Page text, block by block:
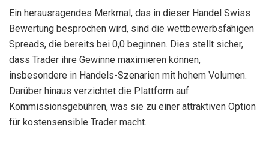
Ein herausragendes Merkmal, das in dieser Handel Swiss
Bewertung besprochen wird, sind die wettbewerbsfähigen
Spreads, die bereits bei 0,0 beginnen. Dies stellt sicher,
dass Trader ihre Gewinne maximieren können,
insbesondere in Handels-Szenarien mit hohem Volumen.
Darüber hinaus verzichtet die Plattform auf
Kommissionsgebühren, was sie zu einer attraktiven Option
für kostensensible Trader macht.